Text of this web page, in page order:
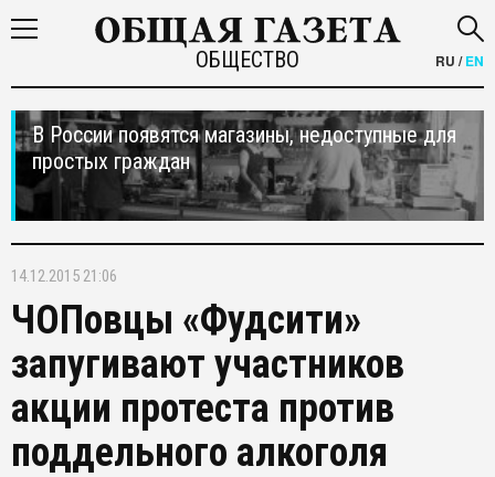
ОБЩЕСТВО RU /EN
В России появятся магазины, недоступные для
простых граждан
14.12.2015 21:06
ЧОПовцы «Фудсити»
запугивают участников
акции протеста против
поддельного алкоголя